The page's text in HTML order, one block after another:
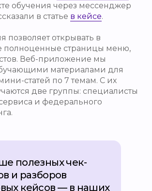
обучения через мессенджер
в статье в кейсе.
позволяет открывать в
полноценные страницы меню,
Веб-приложение мы
материалами для
статей по 7 темам. С их
две группы: специалисты
и федерального
полезных чек-
и разборов
кейсов — в наших